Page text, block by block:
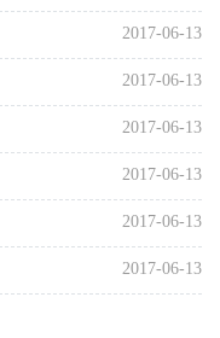
2017-06-13
2017-06-13
2017-06-13
2017-06-13
2017-06-13
2017-06-13